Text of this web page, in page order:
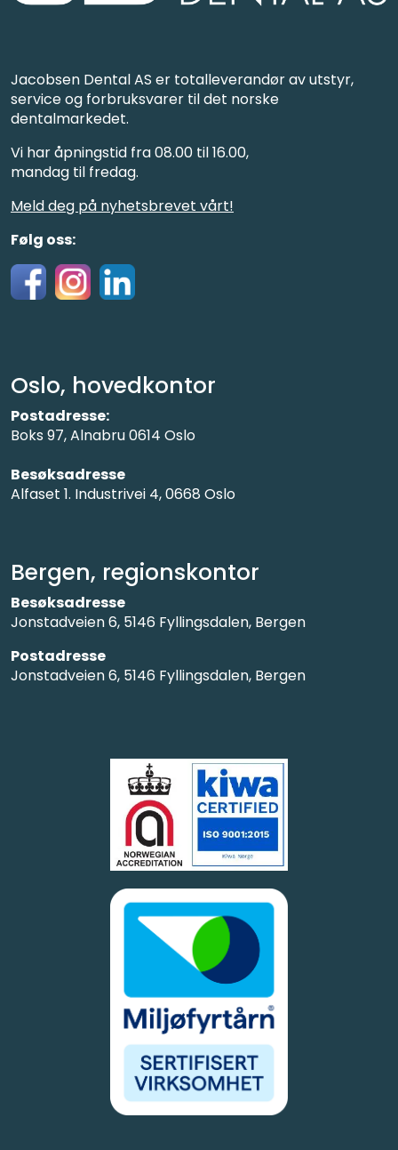
Jacobsen Dental AS er totalleverandør av utstyr,
service og forbruksvarer til det norske
dentalmarkedet.
Vi har åpningstid fra 08.00 til 16.00,
mandag til fredag.
Meld deg på nyhetsbrevet vårt!
Følg oss:
Bergen, regionskontor
Besøksadresse
Jonstadveien 6, 5146 Fyllingsdalen, Bergen
Postadresse
Jonstadveien 6, 5146 Fyllingsdalen, Bergen
Oslo, hovedkontor
Postadresse:
Boks 97, Alnabru 0614 Oslo
Besøksadresse
Alfaset 1. Industrivei 4, 0668 Oslo